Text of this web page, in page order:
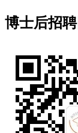
博士后招